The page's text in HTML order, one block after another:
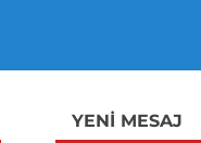
YENI MESAJ